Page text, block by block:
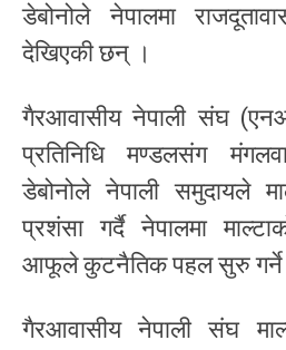
डेबोनोले नेपालमा
देखिएकी छन् ।
गैरआवासीय नेपाली संघ
प्रतिनिधि मण्डलसंग
डेबोनोले नेपाली समुदायले
प्रशंसा गर्दै नेपालमा
आफूले कुटनैतिक पहल सुरु गर्ने
गैरआवासीय नेपाली संघ